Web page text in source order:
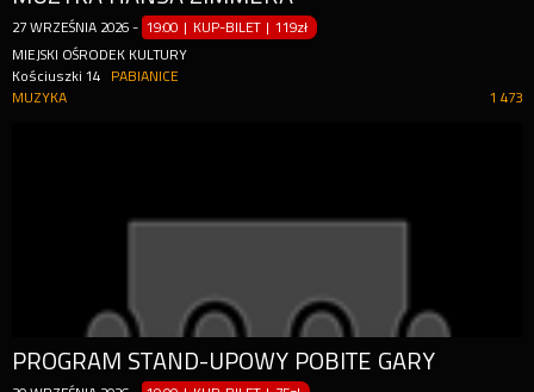
27 WRZEŚNIA 2026 - 19:00 | KUP-BILET |119zł
MIEJSKI OŚRODEK KULTURY
Kościuszki 14
PABIANICE
1 473
MUZYKA
PROGRAM STAND-UPOWY POBITE GARY